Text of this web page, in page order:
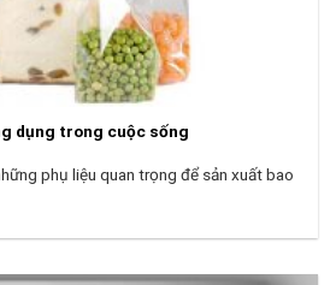
dụng trong cuộc sống
phụ liệu quan trọng để sản xuất bao